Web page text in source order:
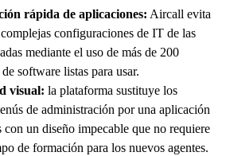
rápida de aplicaciones: Aircall evita
configuraciones de IT de las
mediante el uso de más de 200
software listas para usar.
visual: la plataforma sustituye los
de administración por una aplicación
con un diseño impecable que no requiere
de formación para los nuevos agentes.